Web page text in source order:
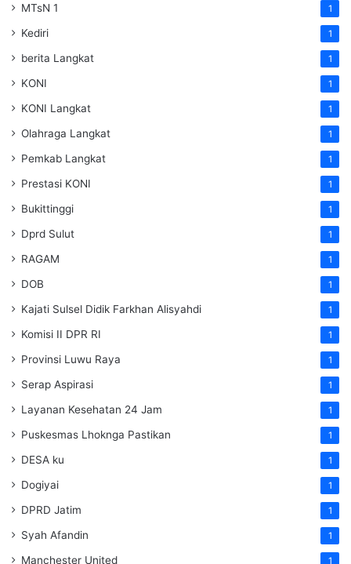
MTsN 1 1
Kediri 1
berita Langkat 1
KONI 1
KONI Langkat 1
Olahraga Langkat 1
Pemkab Langkat 1
Prestasi KONI 1
Bukittinggi 1
Dprd Sulut 1
RAGAM 1
DOB 1
Kajati Sulsel Didik Farkhan Alisyahdi 1
Komisi II DPR RI 1
Provinsi Luwu Raya 1
Serap Aspirasi 1
Layanan Kesehatan 24 Jam 1
Puskesmas Lhoknga Pastikan 1
DESA ku 1
Dogiyai 1
DPRD Jatim 1
Syah Afandin 1
Manchester United 1